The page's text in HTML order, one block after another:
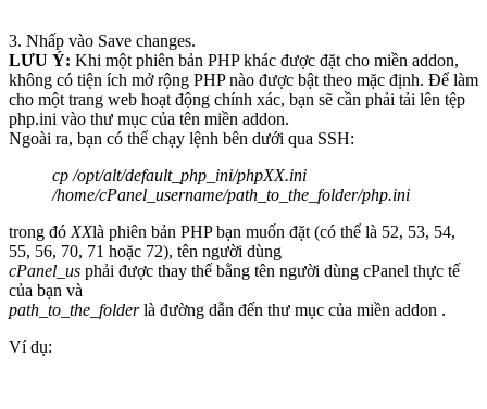
3. Nhấp vào Save changes.
LƯU Ý: Khi một phiên bản PHP khác được đặt cho miền addon,
không có tiện ích mở rộng PHP nào được bật theo mặc định. Để làm
cho một trang web hoạt động chính xác, bạn sẽ cần phải tải lên tệp
php.ini vào thư mục của tên miền addon.
Ngoài ra, bạn có thể chạy lệnh bên dưới qua SSH:
cp /opt/alt/default_php_ini/phpXX.ini
/home/cPanel_username/path_to_the_folder/php.ini
trong đó XXlà phiên bản PHP bạn muốn đặt (có thể là 52, 53, 54,
55, 56, 70, 71 hoặc 72), tên người dùng
cPanel_us phải được thay thế bằng tên người dùng cPanel thực tế
của bạn và
path_to_the_folderlà đường dẫn đến thư mục của miền addon .
Ví dụ: